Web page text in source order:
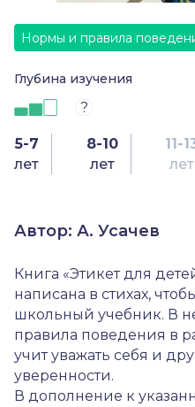
Нормы и правила
Глубина изучения
?
5-7
лет
8-10
лет
11-
лет
Автор: А. Усачев
Книга «Этикет для
написана в стихах,
школьный учебник. В
правила поведения в
учит уважать себя и
уверенности.
В дополнение к